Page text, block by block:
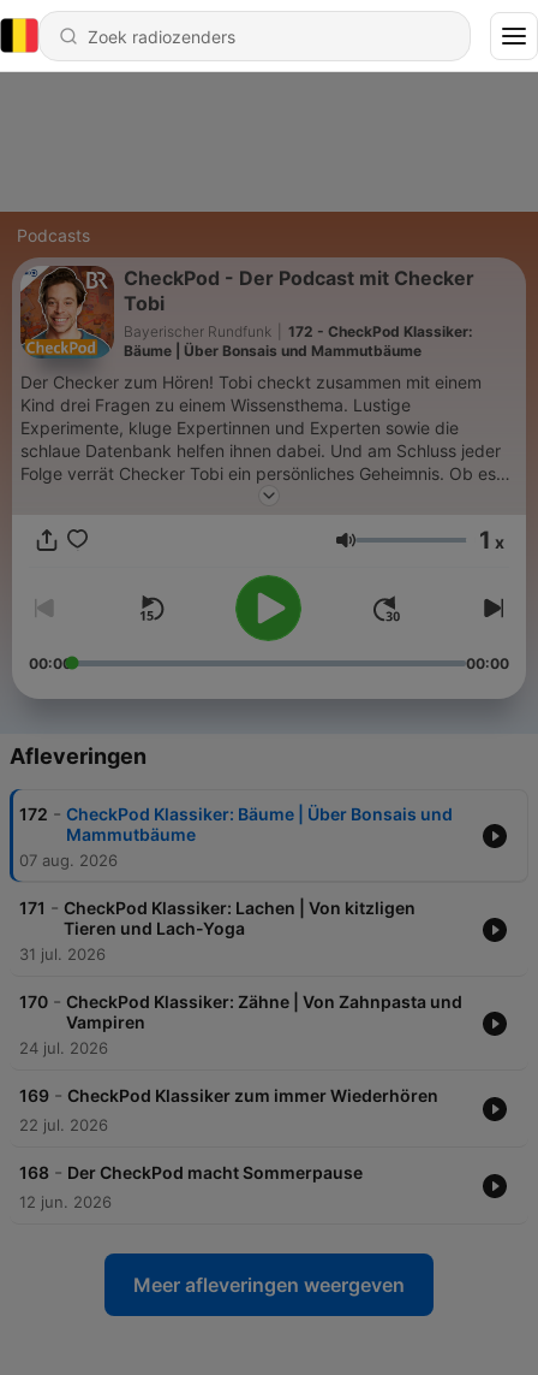
Podcasts
CheckPod - Der Podcast mit Checker
Tobi
Bayerischer Rundfunk
172 - CheckPod Klassiker:
Bäume | Über Bonsais und Mammutbäume
Der Checker zum Hören! Tobi checkt zusammen mit einem
Kind drei Fragen zu einem Wissensthema. Lustige
Experimente, kluge Expertinnen und Experten sowie die
schlaue Datenbank helfen ihnen dabei. Und am Schluss jeder
Folge verrät Checker Tobi ein persönliches Geheimnis. Ob es
um Bäume, Märchen oder Schleim geht, im CheckPod macht
eine Woche vorab exklusiv in ARD Sounds.Volume 1 x
00:00 00:00
Afleveringen
172 - CheckPod Klassiker: Bäume | Über Bonsais und
Mammutbäume
07 aug. 2026
171 - CheckPod Klassiker: Lachen | Von kitzligen
Tieren und Lach-Yoga
31 jul. 2026
170 - CheckPod Klassiker: Zähne | Von Zahnpasta und
Vampiren
24 jul. 2026
169 - CheckPod Klassiker zum immer Wiederhören
22 jul. 2026
168 - Der CheckPod macht Sommerpause
12 jun. 2026
Meer afleveringen weergeven